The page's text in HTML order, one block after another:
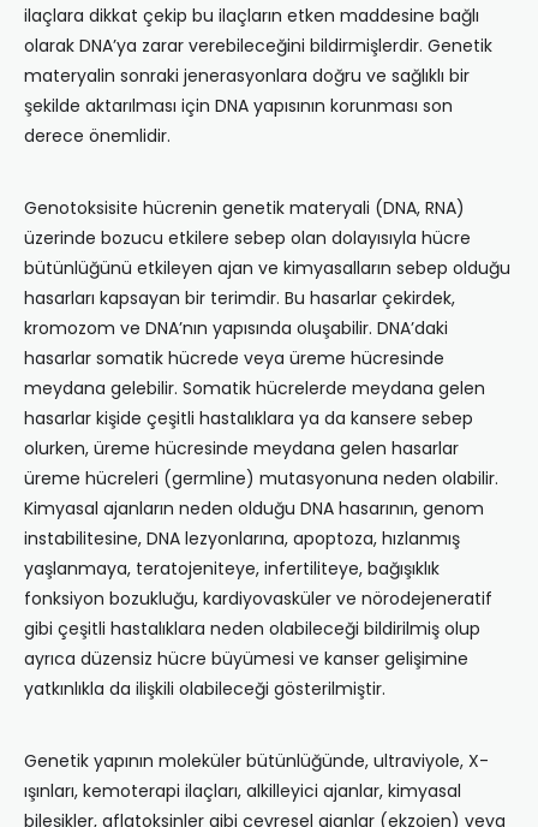
ilaçlara dikkat çekip bu ilaçların etken maddesine bağlı
olarak DNA’ya zarar verebileceğini bildirmişlerdir. Genetik
materyalin sonraki jenerasyonlara doğru ve sağlıklı bir
şekilde aktarılması için DNA yapısının korunması son
derece önemlidir.
Genotoksisite hücrenin genetik materyali (DNA, RNA)
üzerinde bozucu etkilere sebep olan dolayısıyla hücre
bütünlüğünü etkileyen ajan ve kimyasalların sebep olduğu
hasarları kapsayan bir terimdir. Bu hasarlar çekirdek,
kromozom ve DNA’nın yapısında oluşabilir. DNA’daki
hasarlar somatik hücrede veya üreme hücresinde
meydana gelebilir. Somatik hücrelerde meydana gelen
hasarlar kişide çeşitli hastalıklara ya da kansere sebep
olurken, üreme hücresinde meydana gelen hasarlar
üreme hücreleri (germline) mutasyonuna neden olabilir.
Kimyasal ajanların neden olduğu DNA hasarının, genom
instabilitesine, DNA lezyonlarına, apoptoza, hızlanmış
yaşlanmaya, teratojeniteye, infertiliteye, bağışıklık
fonksiyon bozukluğu, kardiyovasküler ve nörodejeneratif
gibi çeşitli hastalıklara neden olabileceği bildirilmiş olup
ayrıca düzensiz hücre büyümesi ve kanser gelişimine
yatkınlıkla da ilişkili olabileceği gösterilmiştir.
Genetik yapının moleküler bütünlüğünde, ultraviyole, X-
ışınları, kemoterapi ilaçları, alkilleyici ajanlar, kimyasal
bileşikler, aflatoksinler gibi çevresel ajanlar (ekzojen) veya